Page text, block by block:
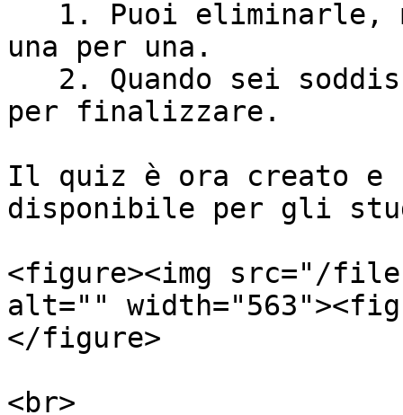
una per una.
per finalizzare.
Il quiz è ora creato e
disponibile per gli
<figure><img src="/files/
alt=""
</figure>